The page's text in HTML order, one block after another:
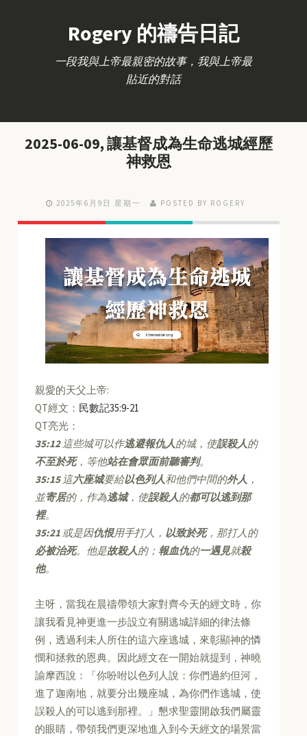
Rogery 的禱告日記
一段我與上帝最親密的故事，我與上帝最
貼近的對話
2025-06-09, 讓基督成為生命逃城經歷
神救恩
2025年6月9日 星期一 POSTED BY ROGERY
親愛的天父上帝:
QT經文： 民數記35:9-21
QT亮光：
35:12這些城可以作逃避報仇人的城，使誤殺人的
不至於死，等他站在會眾面前聽審判。
35:15這六座城要給以色列人和他們中間的外人 ，
並寄居的，作為逃城，使誤殺人的都可以逃到那
裡。
35:21 或是因仇恨用手打人， 以致於死，那打人的
必被治死。他是故殺人的；報血仇的一遇見就殺
他。
主呀，當我在晨禱帶領大家對齊今天的經文時，你
讓我看見神更進一步設立有關逃城詳細的律法條
例，透過利未人所住的這六座逃城，來彰顯神的憐
憫和拯救的恩典。因此經文在一開始就提到，神曉
諭摩西說：「你吩咐以色列人說：你們過約但河，
進了迦南地，就要分出幾座城，為你們作逃城，使
誤殺人的可以逃到那裡。」懇求聖靈開啟我們屬靈
的眼睛，帶領我們更深地進入到今天經文的場景當